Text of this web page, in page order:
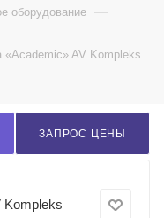
оборудование —
«Academic» AV Kompleks
ЗАПРОС ЦЕНЫ
Kompleks